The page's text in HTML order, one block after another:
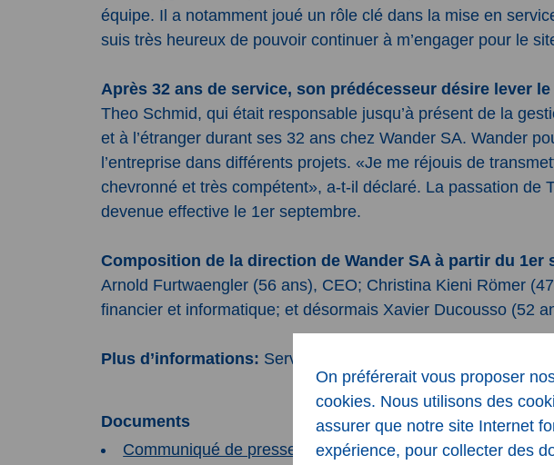
équipe. Il a notamment joué un rôle clé dans la mise en
suis très heureux de pouvoir continuer à m’engager pour le
Après 32 ans de service, son prédécesseur désire lever le
Theo Schmid, qui était responsable jusqu’à présent de la
et à l’étranger durant ses 32 ans chez Wander SA. Wander
l’entreprise dans différents projets. «Je me réjouis de
chevronné et très compétent», a-t-il déclaré. La passation de
devenue effective le 1er septembre.
Composition de la direction de Wander SA à partir du 1er
Arnold Furtwaengler (56 ans), CEO; Christina Kieni Römer
financier et informatique; et désormais Xavier Ducousso (52
Plus d’informations: Service de presse Wander SA,
Documents
Communiqué de presse - Xavier Ducousso fait son entrée
On préférerait vous proposer
cookies. Nous utilisons des
assurer que notre site Internet
expérience, pour collecter des